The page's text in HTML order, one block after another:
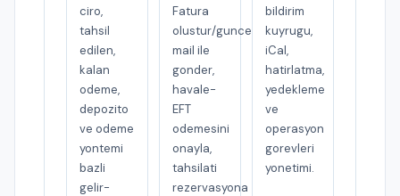
ciro,
tahsil
edilen,
kalan
odeme,
depozito
ve odeme
yontemi
bazli
gelir-
Fatura
olustur/guncelle,
mail ile
gonder,
havale-
EFT
odemesini
onayla,
tahsilati
rezervasyona
bildirim
kuyrugu,
iCal,
hatirlatma,
yedekleme
ve
operasyon
gorevleri
yonetimi.